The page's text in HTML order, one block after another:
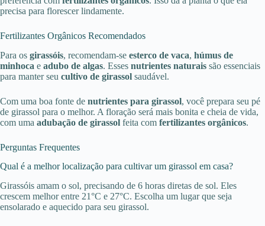
precisa para florescer lindamente.
Fertilizantes Orgânicos Recomendados
Para os girassóis, recomendam-se esterco de vaca, húmus de
minhoca e adubo de algas. Esses nutrientes naturais são essenciais
para manter seu cultivo de girassol saudável.
Com uma boa fonte de nutrientes para girassol, você prepara seu pé
de girassol para o melhor. A floração será mais bonita e cheia de vida,
com uma adubação de girassol feita com fertilizantes orgânicos.
Perguntas Frequentes
Qual é a melhor localização para cultivar um girassol em casa?
Girassóis amam o sol, precisando de 6 horas diretas de sol. Eles
crescem melhor entre 21°C e 27°C. Escolha um lugar que seja
ensolarado e aquecido para seu girassol.